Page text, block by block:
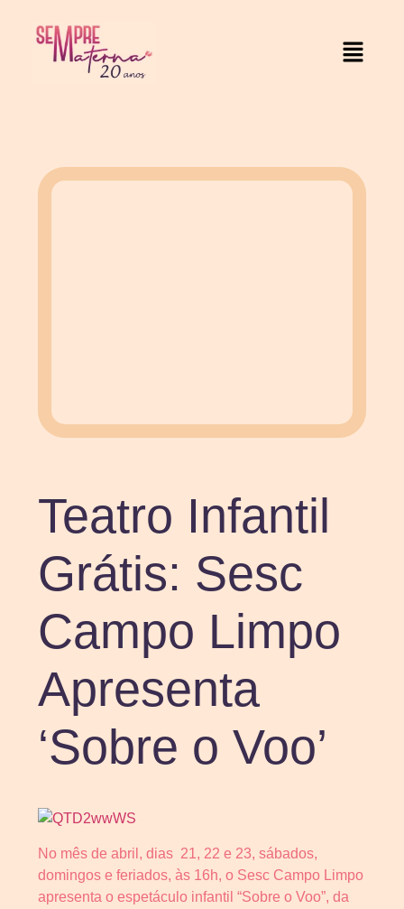
Teatro Infantil
Grátis: Sesc
Campo Limpo
Apresenta
‘Sobre o Voo’
No mês de abril, dias 21, 22 e 23, sábados,
domingos e feriados, às 16h, o Sesc Campo Limpo
apresenta o espetáculo infantil “Sobre o Voo”, da